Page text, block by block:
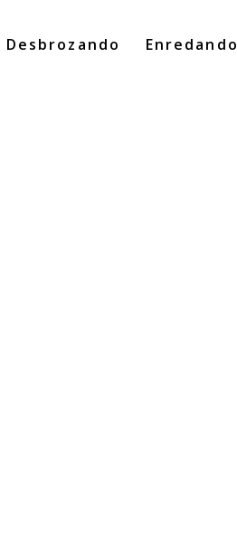
Desbrozando Enredando